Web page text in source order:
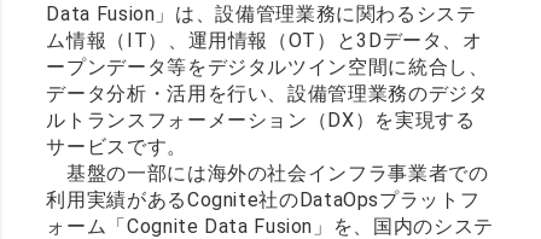
Data Fusion」は、設備管理業務に関わるシステ
ム情報（IT）、運用情報（OT）と3Dデータ、オ
ープンデータ等をデジタルツイン空間に統合し、
データ分析・活用を行い、設備管理業務のデジタ
ルトランスフォーメーション（DX）を実現する
サービスです。
基盤の一部には海外の社会インフラ事業者での
利用実績があるCognite社のDataOpsプラットフ
ォーム「Cognite Data Fusion」を、国内のシステ